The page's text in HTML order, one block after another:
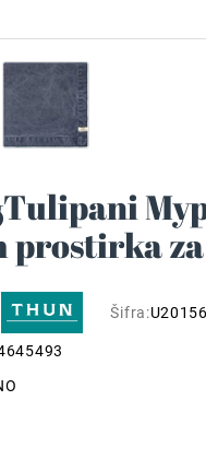
prostirka
Šifra: